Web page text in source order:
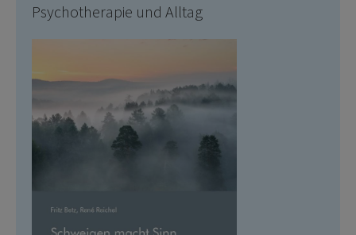
Psychotherapie und Alltag